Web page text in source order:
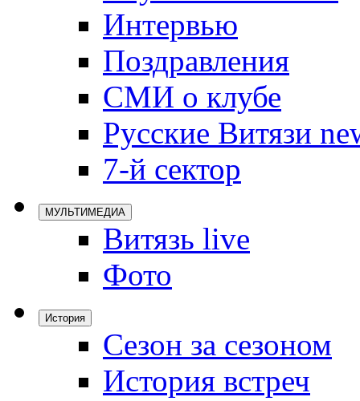
Интервью
Поздравления
СМИ о клубе
Русские Витязи
7-й сектор
МУЛЬТИМЕДИА
Витязь live
Фото
История
Сезон за сезоном
История встреч